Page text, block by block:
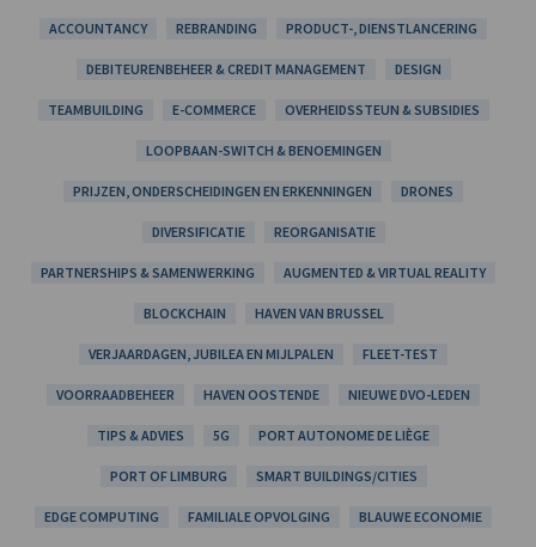
ACCOUNTANCY REBRANDING PRODUCT-, DIENSTLANCERING
DEBITEURENBEHEER & CREDIT MANAGEMENT DESIGN
TEAMBUILDING E-COMMERCE OVERHEIDSSTEUN & SUBSIDIES
LOOPBAAN-SWITCH & BENOEMINGEN
PRIJZEN, ONDERSCHEIDINGEN EN ERKENNINGEN DRONES
DIVERSIFICATIE REORGANISATIE
PARTNERSHIPS & SAMENWERKING AUGMENTED & VIRTUAL REALITY
BLOCKCHAIN HAVEN VAN BRUSSEL
VERJAARDAGEN, JUBILEA EN MIJLPALEN FLEET-TEST
VOORRAADBEHEER HAVEN OOSTENDE NIEUWE DVO-LEDEN
TIPS & ADVIES 5G PORT AUTONOME DE LIÈGE
PORT OF LIMBURG SMART BUILDINGS/CITIES
EDGE COMPUTING FAMILIALE OPVOLGING BLAUWE ECONOMIE